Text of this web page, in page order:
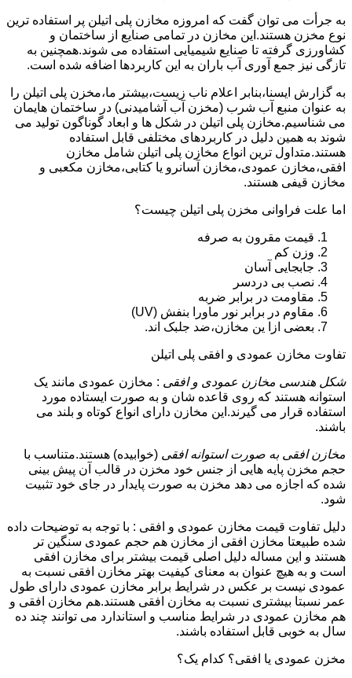
به جرأت می توان گفت که امروزه مخازن پلی اتیلن پر استفاده ترین
نوع مخزن هستند.این مخازن در تمامی صنایع از ساختمان و
کشاورزی گرفته تا صنایع شیمیایی استفاده می شوند.همچنین به
تازگی نیز جمع آوری آب باران به این کاربردها اضافه شده است.
به گزارش ایسنا،بنابر اعلام ناب زیست،بیشتر ما،مخزن پلی اتیلن را
به عنوان منبع آب شرب (مخزن آب آشامیدنی) در ساختمان هایمان
می شناسیم.مخازن پلی اتیلن در شکل ها و ابعاد گوناگون تولید می
شوند به همین دلیل در کاربردهای مختلفی قابل استفاده
هستند.متداول ترین انواع مخازن پلی اتیلن شامل مخازن
افقی،مخازن عمودی،مخازن آسانرو یا کتابی،مخازن مکعبی و
مخازن قیفی هستند.
اما علت فراوانی مخزن پلی اتیلن چیست؟
قیمت مقرون به صرفه
وزن کم
جابجایی آسان
نصب بی دردسر
مقاومت در برابر ضربه
مقاوم در برابر نور ماورا بنفش (UV)
بعضی ازا ین مخازن،ضد جلبک اند.
تفاوت مخازن عمودی و افقی پلی اتیلن
شکل هندسی مخازن عمودی و افقی : مخازن عمودی مانند یک
استوانه هستند که روی قاعده شان و به صورت ایستاده مورد
استفاده قرار می گیرند.این مخازن دارای انواع کوتاه و بلند می
باشند.
مخازن افقی به صورت استوانه افقی (خوابیده) هستند.متناسب با
حجم مخزن پایه هایی از جنس خود مخزن در قالب آن پیش بینی
شده که اجازه می دهد مخزن به صورت پایدار در جای خود تثبیت
شود.
دلیل تفاوت قیمت مخازن عمودی و افقی : با توجه به توضیحات داده
شده طبیعتا مخازن افقی از مخازن هم حجم عمودی سنگین تر
هستند و این مساله دلیل اصلی قیمت بیشتر برای مخازن افقی
است و به هیچ عنوان به معنای کیفیت بهتر مخازن افقی نسبت به
عمودی نیست بر عکس در شرایط برابر مخازن عمودی دارای طول
عمر نسبتا بیشتری نسبت به مخازن افقی هستند.هم مخازن افقی و
هم مخازن عمودی در شرایط مناسب و استاندارد می توانند چند ده
سال به خوبی قابل استفاده باشند.
مخزن عمودی یا افقی؟ کدام یک؟